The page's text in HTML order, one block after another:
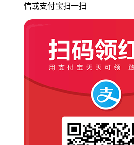
信或支付宝扫一扫